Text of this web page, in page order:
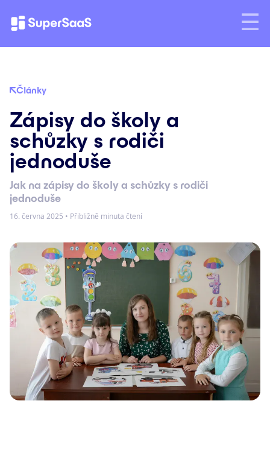
Články
Zápisy do školy a
schůzky s rodiči
jednoduše
Jak na zápisy do školy a schůzky s rodiči
jednoduše
16. června 2025 • Přibližně minuta čtení